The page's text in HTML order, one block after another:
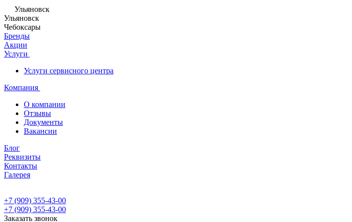
Ульяновск
Ульяновск
Чебоксары
Бренды
Акции
Услуги
Услуги сервисного центра
Компания
О компании
Отзывы
Документы
Вакансии
Блог
Реквизиты
Контакты
Галерея
+7 (909) 355-43-00
+7 (909) 355-43-00
Заказать звонок